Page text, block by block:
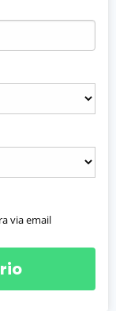
via email